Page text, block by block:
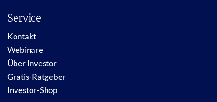
Service
Kontakt
Webinare
Über Investor
Gratis-Ratgeber
Investor-Shop